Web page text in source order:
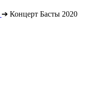
➔ Концерт Басты 2020